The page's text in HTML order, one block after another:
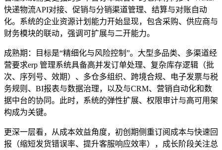
快递物流API对接、促销与分销渠道管理、结算与对账自动
化。系统的企业资源计划能力开始显现，包含采购、供应商与
财务模块的联动，强调可扩展与二开能力。
成熟期：目标是“精细化与风险控制”。大型多品类、多渠道经
营要求erp 管理系统具备高并发订单处理、复杂库存逻辑（批
次、序列号、效期）、多仓多组织、跨境合规、电子发票与税
务规则、BI报表与数据治理，以及与CRM、营销自动化和数
据中台的协同。此时，系统的弹性扩展、权限审计与高可用架
构成为关键。
更深一层看，从成本效益角度，初创期侧重订阅成本与快速回
报（缩短发货错误率、提升客服响应效率），成长阶段关注总